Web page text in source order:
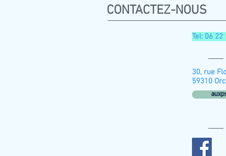
CONTACTEZ-NOUS
Tel: 06 22
30, rue
59310